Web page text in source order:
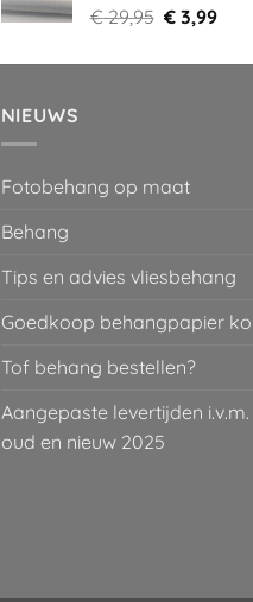
€29,95
was:
€ 3,99
is:
NIEUWS
Fotobehang op maat
Behang
Tips en advies vliesbehang
Goedkoop behangpapier
Tof behang bestellen?
Aangepaste levertijden
oud en nieuw 2025